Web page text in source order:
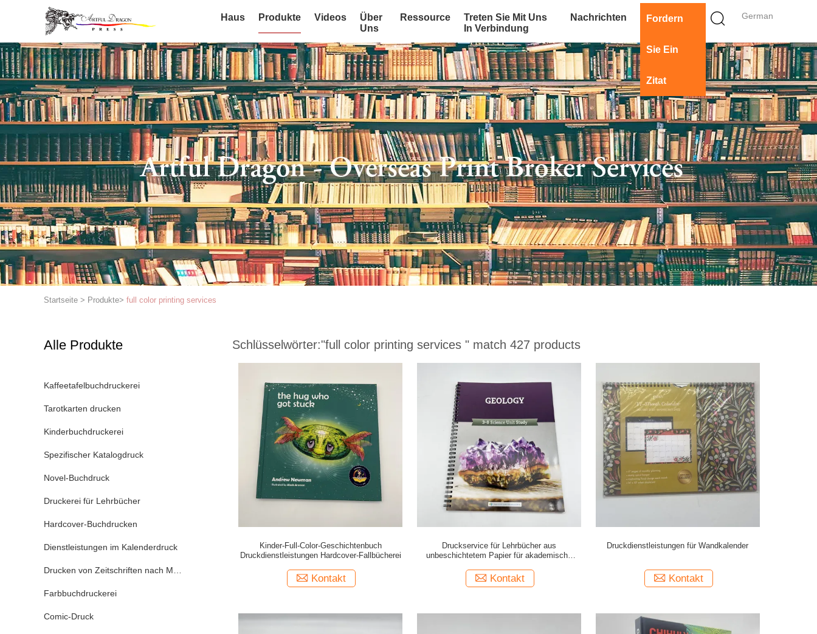
German
Haus Produkte Videos
Über
Uns
Ressource
Treten Sie Mit Uns
In Verbindung
Nachrichten Fordern
Sie Ein
Zitat
Startseite > Produkte> full color printing services
Alle Produkte
Kaffeetafelbuchdruckerei
Tarotkarten drucken
Kinderbuchdruckerei
Spezifischer Katalogdruck
Novel-Buchdruck
Druckerei für Lehrbücher
Hardcover-Buchdrucken
Dienstleistungen im Kalenderdruck
Drucken von Zeitschriften nach Maßgabe
Farbbuchdruckerei
Comic-Druck
Schlüsselwörter:"full color printing services " match 427 products
Kinder-Full-Color-Geschichtenbuch
Druckdienstleistungen Hardcover-Fallbücherei
Kontakt
Druckservice für Lehrbücher aus
unbeschichtetem Papier für akademische
Kontakt
Druckdienstleistungen für Wandkalender
Kontakt